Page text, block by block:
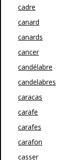
cadre
canard
canards
cancer
candélabre
candelabres
caracas
carafe
carafes
carafon
casser